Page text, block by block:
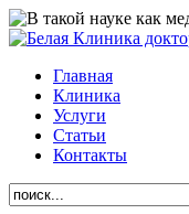
Главная
Клиника
Услуги
Статьи
Контакты